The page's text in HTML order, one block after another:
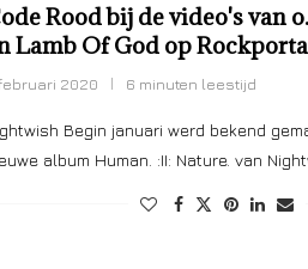
Rood bij de video's van
Lamb Of God op
2020 6 minuten leestijd
Begin januari werd bekend
album Human. :II: Nature. van